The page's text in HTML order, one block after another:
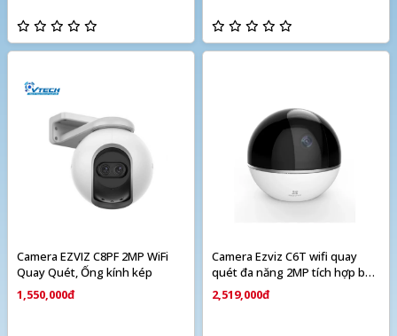
Camera EZVIZ C8PF 2MP WiFi
Quay Quét, Ống kính kép
1,550,000đ
Camera Ezviz C6T wifi quay
quét đa năng 2MP tích hợp báo
động
2,519,000đ